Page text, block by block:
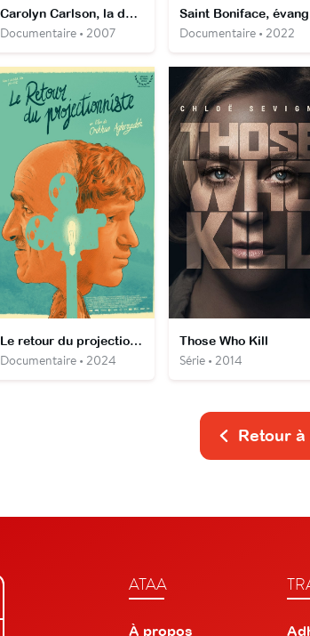
Carolyn Carlson, la danse un karma
Documentaire • 2007 Documentaire • 2022
Le retour du projectionniste
Documentaire • 2024
Those Who Kill
Série • 2014
Retour
ATAA
À propos